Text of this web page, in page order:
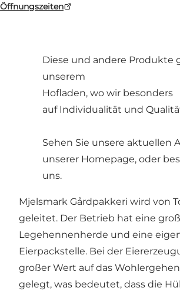
Öffnungszeitensüdjütländischen
Diese und andere Produkte
unserem
Hofladen, wo wir besonders
auf Individualität und
Sehen Sie unsere aktuellen
unserer Homepage, oder
uns.
Mjelsmark Gårdpakkeri wird von
geleitet. Der Betrieb hat eine
Legehennenherde und eine
Eierpackstelle. Bei der
großer Wert auf das
gelegt, was bedeutet, dass die